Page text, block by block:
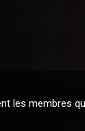
les membres